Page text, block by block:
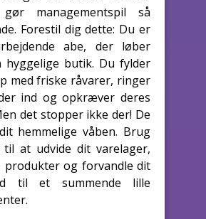
managementspil så
Forestil dig dette: Du er
abe, der løber
butik. Du fylder
med friske råvarer, ringer
ind og opkræver deres
det stopper ikke der! De
hemmelige våben. Brug
at udvide dit varelager,
produkter og forvandle dit
til et summende lille